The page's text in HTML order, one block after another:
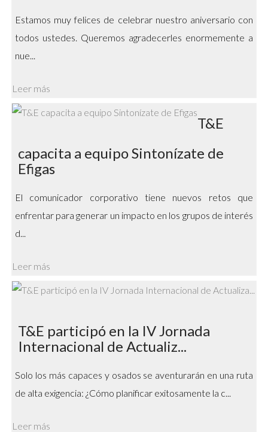
Estamos muy felices de celebrar nuestro aniversario con
todos ustedes. Queremos agradecerles enormemente a
nue...
Leer más
T&E
capacita a equipo Sintonízate de
Efigas
El comunicador corporativo tiene nuevos retos que
enfrentar para generar un impacto en los grupos de interés
d...
Leer más
T&E participó en la IV Jornada
Internacional de Actualiz...
Solo los más capaces y osados se aventurarán en una ruta
de alta exigencia: ¿Cómo planificar exitosamente la c...
Leer más